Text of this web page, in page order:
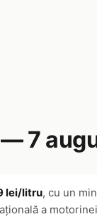
7
lei/litru, cu un
a